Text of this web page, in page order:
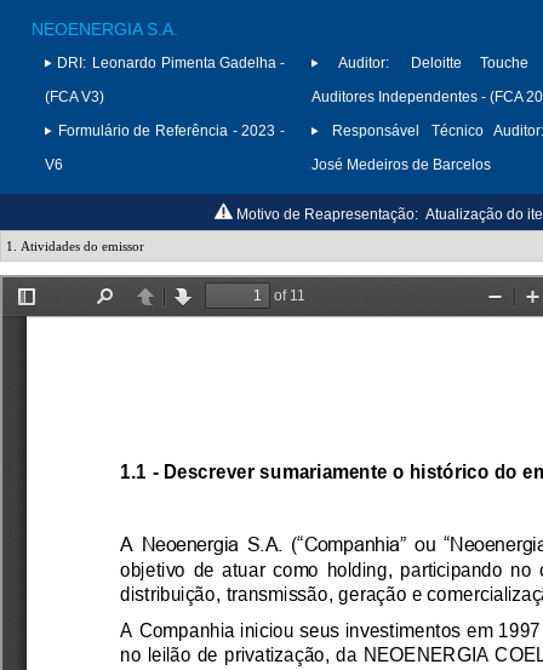
NEOENERGIA S.A.
DRI: Leonardo Pimenta Gadelha -
(FCA V3)
Formulário de Referência - 2023 -
V6
Auditor:
Deloitte Touche
Auditores Independentes - (FCA
Responsável Técnico
José Medeiros de Barcelos
Motivo de Reapresentação: Atualização do